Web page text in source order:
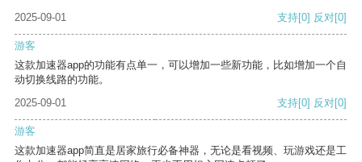
2025-09-01 支持[0] 反对[0]
游客
这款加速器app的功能有点单一，可以增加一些新功能，比如增加一个自
动切换线路的功能。
2025-09-01
支持[0] 反对[0]
游客
这款加速器app简直是居家旅行必备神器，无论是看视频、玩游戏还是工